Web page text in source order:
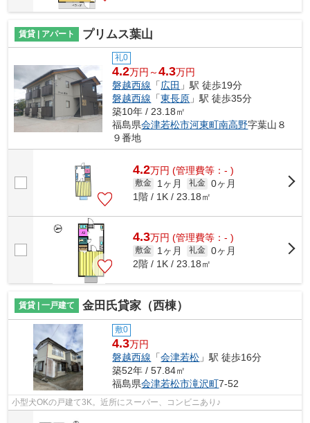
賃貸 | アパート プリムス葉山
礼0
4.2万円～4.3万円
磐越西線 「広田 」駅 徒歩19分
磐越西線 「東長原 」駅 徒歩35分
築10年 / 23.18㎡
福島県会津若松市河東町南高野字葉山８
９番地
4.2万円 (管理費等：- )
敷金 1ヶ月 礼金 0ヶ月
1階 / 1K / 23.18㎡
4.3万円 (管理費等：- )
敷金 1ヶ月 礼金 0ヶ月
2階 / 1K / 23.18㎡
賃貸 | 一戸建て 金田氏貸家（西棟）
敷0
4.3万円
磐越西線 「会津若松 」駅 徒歩16分
築52年 / 57.84㎡
福島県会津若松市滝沢町7-52
小型犬OKの戸建て3K。近所にスーパー、コンビニあり♪